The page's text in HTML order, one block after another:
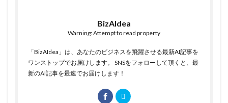
BizAIdea
Warning: Attempt to read property
「BizAIdea」は、あなたのビジネスを飛躍させる最新AI記事を
ワンストップでお届けします。 SNSをフォローして頂くと、最
新のAI記事を最速でお届けします！